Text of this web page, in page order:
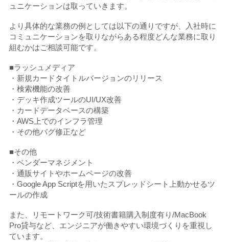
ュニケーションは取っていきます。
より具体的な業務の例としては以下の通りですが、入社時に
コミュニケーションを取りながらある程度どんな業務に取り
組むかはご相談可能です。
■ラッシュメディア
・新規カードタイトルバージョンのリリース
・検索機能の改善
・デッキ作成ツールのUI/UX改善
・カードデータベースの構築
・AWS上でのインフラ管理
・その他バグ修正など
■その他
・ベンダーマネジメント
・通販サイトやホームページの改善
・Google App Scriptを用いたスプレッドシート上動かせるツ
ールの作成
また、リモートワーク可/技術書籍購入制度有り/MacBook
Pro貸与など、エンジニアが働きやすい環境づくりを重視し
ています。